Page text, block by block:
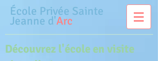
École Privée Sainte
Jeanne d'Arc
Découvrez l'école en visite